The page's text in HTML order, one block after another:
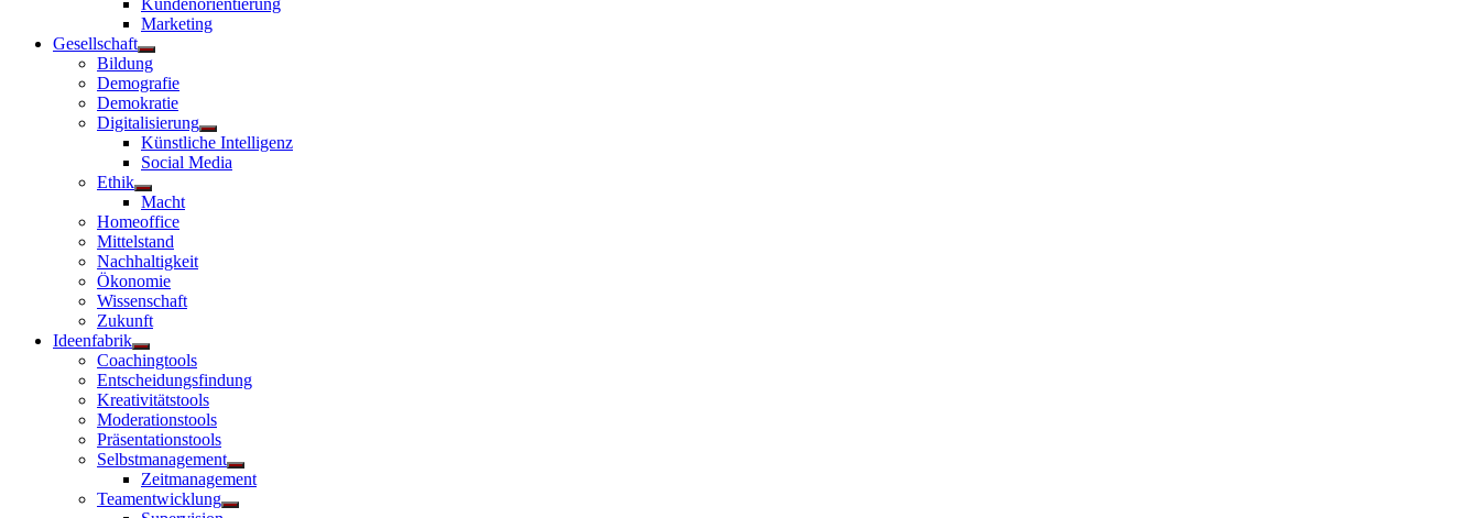
anzeigen
Kundenorientierung
Marketing
Gesellschaft
Untermenü
anzeigen
Bildung
Demografie
Demokratie
Digitalisierung
Untermenü
anzeigen
Künstliche Intelligenz
Social Media
Ethik
Untermenü
anzeigen
Macht
Homeoffice
Mittelstand
Nachhaltigkeit
Ökonomie
Wissenschaft
Zukunft
Ideenfabrik
Untermenü
anzeigen
Coachingtools
Entscheidungsfindung
Kreativitätstools
Moderationstools
Präsentationstools
Selbstmanagement
Untermenü
anzeigen
Zeitmanagement
Teamentwicklung
Untermenü